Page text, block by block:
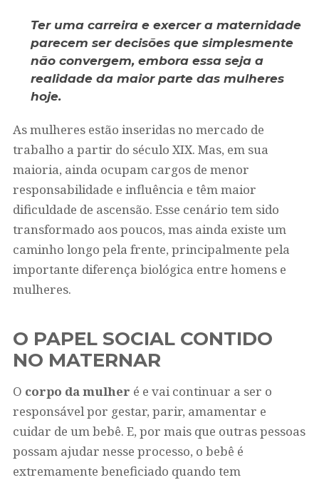
Ter uma carreira e exercer a maternidade
parecem ser decisões que simplesmente
não convergem, embora essa seja a
realidade da maior parte das mulheres
hoje.
As mulheres estão inseridas no mercado de
trabalho a partir do século XIX. Mas, em sua
maioria, ainda ocupam cargos de menor
responsabilidade e influência e têm maior
dificuldade de ascensão. Esse cenário tem sido
transformado aos poucos, mas ainda existe um
caminho longo pela frente, principalmente pela
importante diferença biológica entre homens e
mulheres.
O PAPEL SOCIAL CONTIDO
NO MATERNAR
O corpo da mulher é e vai continuar a ser o
responsável por gestar, parir, amamentar e
cuidar de um bebê. E, por mais que outras pessoas
possam ajudar nesse processo, o bebê é
extremamente beneficiado quando tem